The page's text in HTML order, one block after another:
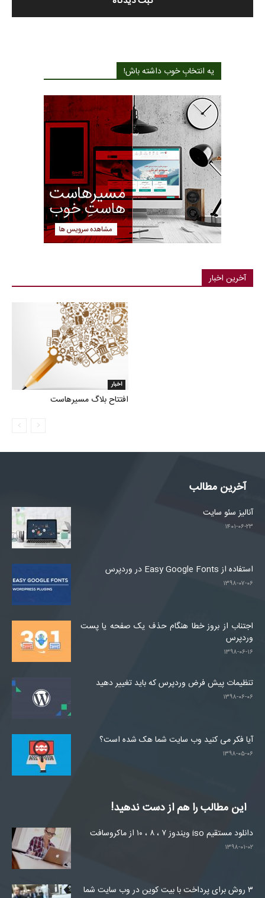
یه انتخابِ خوب داشته باش!
آخرین اخبار
اخبار
افتتاح بلاگ مسیرهاست
آخرین مطالب
آنالیز سئو سایت
۱۴۰۱-۰۶-۲۳
استفاده از Easy Google Fonts در وردپرس
۱۳۹۸-۰۷-۰۶
اجتناب از بروز خطا هنگام حذف یک صفحه یا پست
وردپرس
۱۳۹۸-۰۶-۱۶
تنظیمات پیش فرض وردپرس که باید تغییر دهید
۱۳۹۸-۰۶-۰۶
آیا فکر می کنید وب سایت شما هک شده است؟
۱۳۹۸-۰۵-۰۶
این مطالب را هم از دست ندهید!
دانلود مستقیم iso ویندوز ۷ ، ۸ ، ۱۰ از ماکروسافت
۱۳۹۸-۰۱-۰۲
۳ روش برای پرداخت با بیت کوین در وب سایت شما